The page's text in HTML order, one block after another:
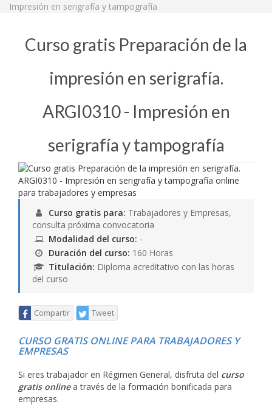
Impresión en serigrafía y tampografía
Curso gratis Preparación de la
impresión en serigrafía.
ARGI0310 - Impresión en
serigrafía y tampografía
Curso gratis para: Trabajadores y Empresas,
consulta próxima convocatoria
Modalidad del curso: -
Duración del curso: 160 Horas
Titulación: Diploma acreditativo con las horas
del curso
Compartir Tweet
CURSO GRATIS ONLINE PARA TRABAJADORES Y
EMPRESAS
Si eres trabajador en Régimen General, disfruta del curso
gratis onlinea través de la formación bonificada para
empresas.